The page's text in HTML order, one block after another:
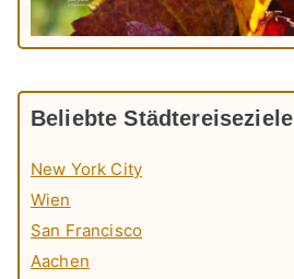
Beliebte Städtereiseziele
New York City
Wien
San Francisco
Aachen